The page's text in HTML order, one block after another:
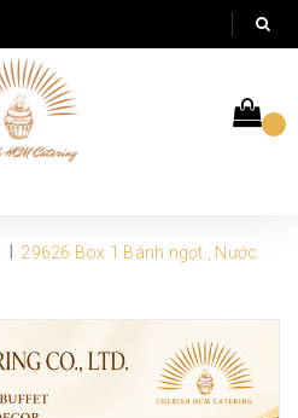
29626 Box 1 Bánh ngọt , Nước